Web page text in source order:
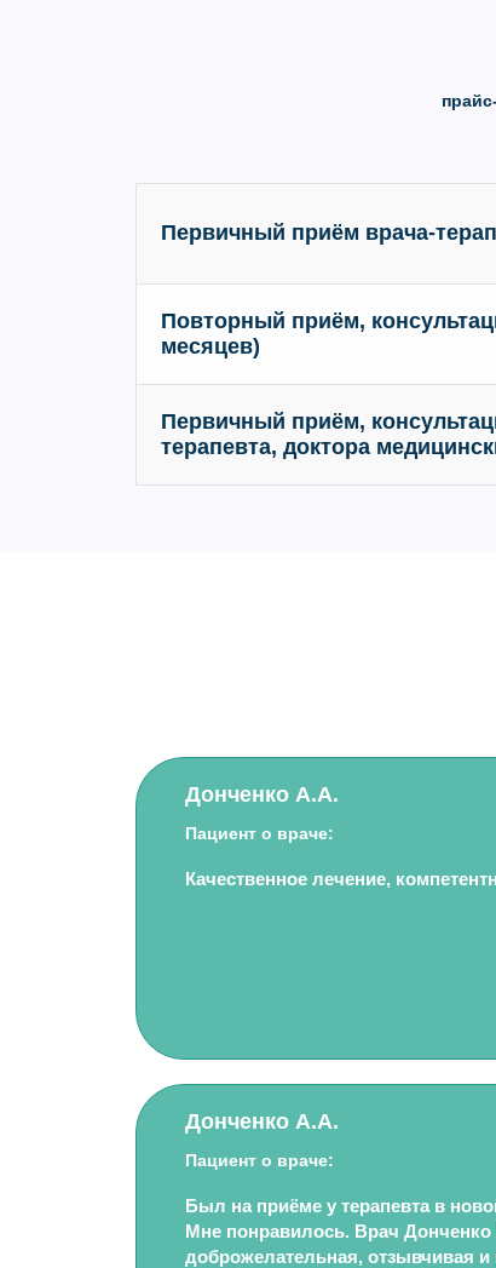
Первичный приём врача-
Повторный приём,
месяцев)
Первичный приём,
терапевта, доктора
Донченко А.А.
Пациент о враче:
Качественное лечение,
Донченко А.А.
Пациент о враче:
Был на приёме у терапевта в
Мне понравилось. Врач
доброжелательная, отзывчивая